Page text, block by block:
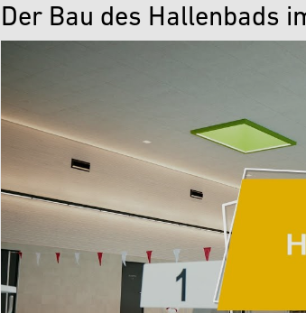
Der Bau des Hallenbads